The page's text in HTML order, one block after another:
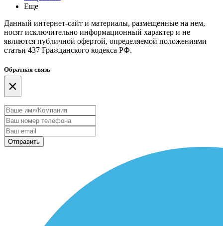
Еще
Данный интернет-сайт и материалы, размещенные на нем,
носят исключительно информационный характер и не
являются публичной офертой, определяемой положениями
статьи 437 Гражданского кодекса РФ.
Обратная связь
×
Отправить